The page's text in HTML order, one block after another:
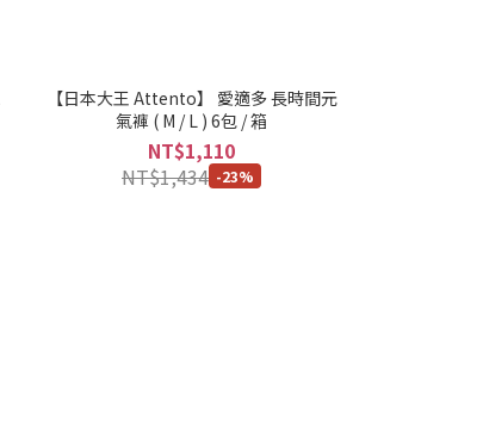
【日本大王 Attento】 愛適多 長時間元
氣褲 ( M / L ) 6包 / 箱
NT$1,110
NT$1,434 -23%